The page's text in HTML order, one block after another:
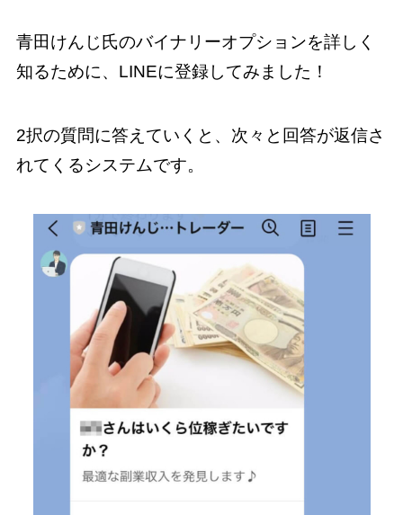
青田けんじ氏のバイナリーオプションを詳しく
知るために、LINEに登録してみました！
2択の質問に答えていくと、次々と回答が返信さ
れてくるシステムです。